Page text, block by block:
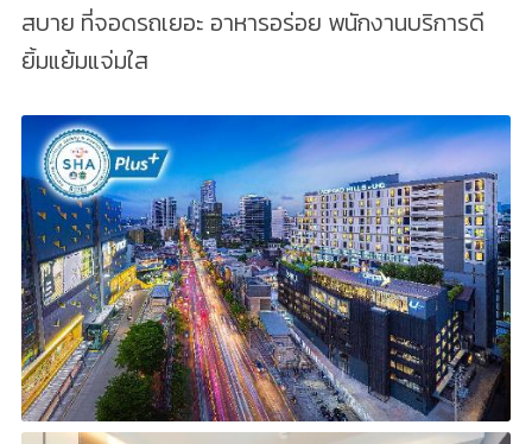
สบาย ที่จอดรถเยอะ อาหารอร่อย พนักงานบริการดี
ยิ้มแย้มแจ่มใส